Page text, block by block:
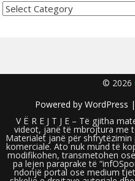
Kategoritë
© 2026
Powered by WordPress
V Ë R E J T J E – Të gjitha
videot, janë të mbrojtura me
Materialet janë për
komerciale. Ato nuk mund të
modifikohen, transmetohen
pa lejen paraprake të
ndonjë portal ose medium